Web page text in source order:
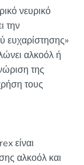
νευρικό
την
ευχαρίστησης»
αλκοόλ ή
της
τους
είναι
αλκοόλ και